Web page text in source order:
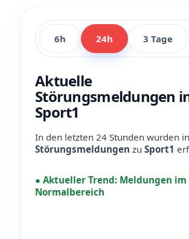
6h 24h 3 Tage
Aktuelle
Störungsmeldungen
Sport1
In den letzten 24 Stunden wurden
Störungsmeldungen zu Sport1
● Aktueller Trend: Meldungen im
Normalbereich